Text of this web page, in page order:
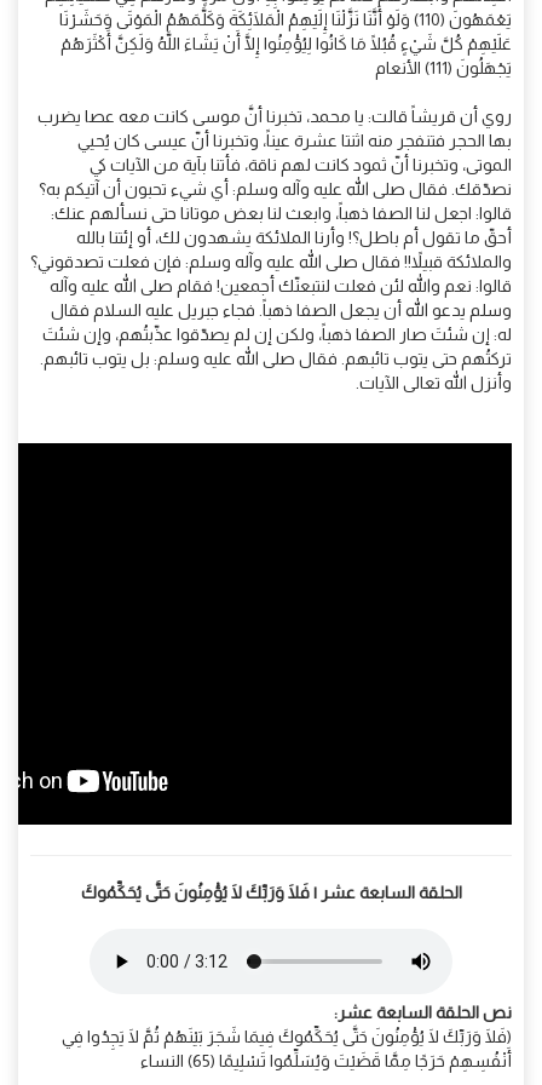
يَعْمَهُونَ (110) وَلَوْ أَنَّنَا نَزَّلْنَا إِلَيْهِمُ الْمَلَائِكَةَ وَكَلَّمَهُمُ الْمَوْتَى وَحَشَرْنَا
عَلَيْهِمْ كُلَّ شَيْءٍ قُبُلًا مَا كَانُوا لِيُؤْمِنُوا إِلَّا أَنْ يَشَاءَ اللَّهُ وَلَكِنَّ أَكْثَرَهُمْ
يَجْهَلُونَ (111) الأنعام
روي أن قريشاً قالت: يا محمد، تخبرنا أنَّ موسى كانت معه عصا يضرب
بها الحجر فتنفجر منه اثنتا عشرة عيناً، وتخبرنا أنّ عيسى كان يُحيي
الموتى، وتخبرنا أنّ ثمود كانت لهم ناقة، فأتنا بآية من الآيات كي
نصدّقك. فقال صلى الله عليه وآله وسلم: أي شيء تحبون أن آتيكم به؟
قالوا: اجعل لنا الصفا ذهباً، وابعث لنا بعض موتانا حتى نسألهم عنك:
أحقّ ما تقول أم باطل؟! وأرنا الملائكة يشهدون لك، أو إئتنا بالله
والملائكة قبيلاً!! فقال صلى الله عليه وآله وسلم: فإن فعلت تصدقوني؟
قالوا: نعم والله لئن فعلت لنتبعنّك أجمعين! فقام صلى الله عليه وآله
وسلم يدعو الله أن يجعل الصفا ذهباً. فجاء جبريل عليه السلام فقال
له: إن شئتَ صار الصفا ذهباً، ولكن إن لم يصدّقوا عذّبتُهم، وإن شئتَ
تركتُهم حتى يتوب تائبهم. فقال صلى الله عليه وسلم: بل يتوب تائبهم.
وأنزل الله تعالى الآيات.
الحلقة السابعة عشر | فَلَا وَرَبِّكَ لَا يُؤْمِنُونَ حَتَّى يُحَكِّمُوكَ
نص الحلقة السابعة عشر:
(فَلَا وَرَبِّكَ لَا يُؤْمِنُونَ حَتَّى يُحَكِّمُوكَ فِيمَا شَجَرَ بَيْنَهُمْ ثُمَّ لَا يَجِدُوا فِي
أَنْفُسِهِمْ حَرَجًا مِمَّا قَضَيْتَ وَيُسَلِّمُوا تَسْلِيمًا (65) النساء